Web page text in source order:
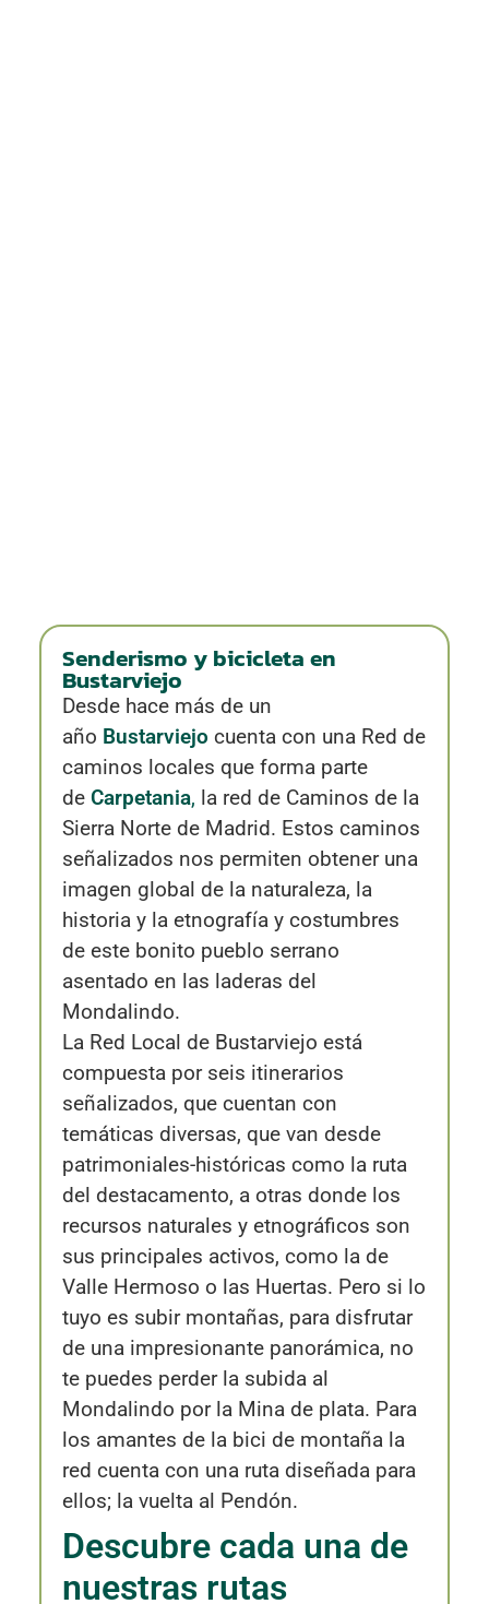
Senderismo y bicicleta en
Bustarviejo
Desde hace más de un
año Bustarviejo cuenta con una Red de
caminos locales que forma parte
de Carpetania, la red de Caminos de la
Sierra Norte de Madrid. Estos caminos
señalizados nos permiten obtener una
imagen global de la naturaleza, la
historia y la etnografía y costumbres
de este bonito pueblo serrano
asentado en las laderas del
Mondalindo.
La Red Local de Bustarviejo está
compuesta por seis itinerarios
señalizados, que cuentan con
temáticas diversas, que van desde
patrimoniales-históricas como la ruta
del destacamento, a otras donde los
recursos naturales y etnográficos son
sus principales activos, como la de
Valle Hermoso o las Huertas. Pero si lo
tuyo es subir montañas, para disfrutar
de una impresionante panorámica, no
te puedes perder la subida al
Mondalindo por la Mina de plata. Para
los amantes de la bici de montaña la
red cuenta con una ruta diseñada para
ellos; la vuelta al Pendón.
Descubre cada una de
nuestras rutas